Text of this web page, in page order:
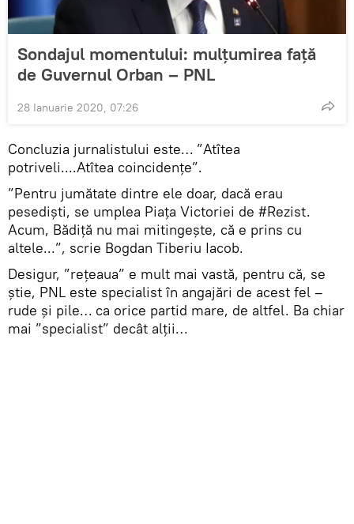
Sondajul momentului: mulțumirea față
de Guvernul Orban – PNL
28 Ianuarie 2020, 07:26
Concluzia jurnalistului este… ”Atîtea
potriveli....Atîtea coincidențe”.
”Pentru jumătate dintre ele doar, dacă erau
pesediști, se umplea Piața Victoriei de #Rezist.
Acum, Bădiță nu mai mitingește, că e prins cu
altele...”, scrie Bogdan Tiberiu Iacob.
Desigur, ”rețeaua” e mult mai vastă, pentru că, se
știe, PNL este specialist în angajări de acest fel –
rude și pile… ca orice partid mare, de altfel. Ba chiar
mai ”specialist” decât alții…